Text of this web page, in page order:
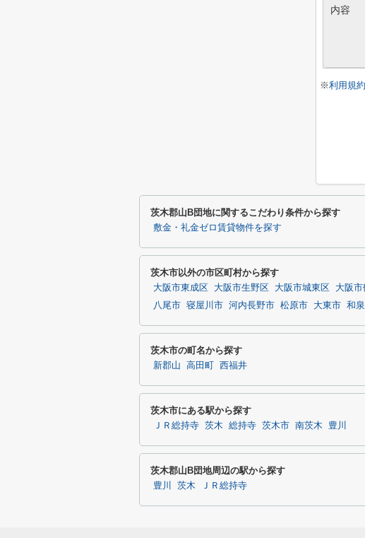
内容
※利用規約
茨木郡山B団地に関するこだわり条件から探す
敷金・礼金ゼロ賃貸物件を探す
茨木市以外の市区町村から探す
大阪市東成区 大阪市生野区 大阪市城東区 大阪市
八尾市 寝屋川市 河内長野市 松原市 大東市 和
茨木市の町名から探す
新郡山 高田町 西福井
茨木市にある駅から探す
ＪＲ総持寺 茨木 総持寺 茨木市 南茨木 豊川
茨木郡山B団地周辺の駅から探す
豊川 茨木 ＪＲ総持寺